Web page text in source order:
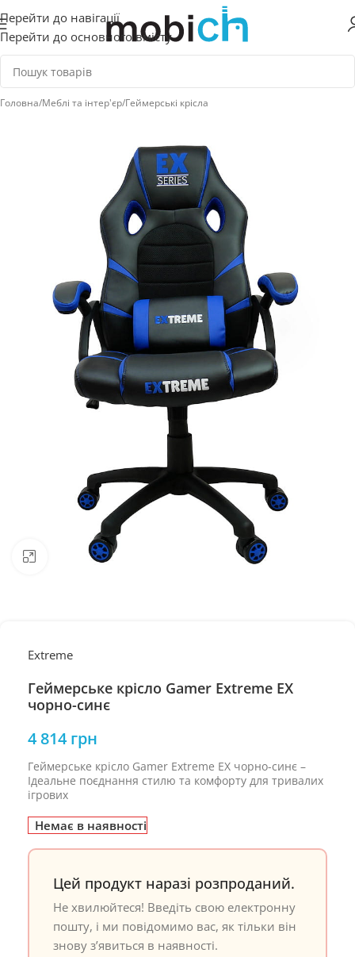
Перейти до навігації
Перейти до основного вмісту
Головна/Меблі та інтер'єр/Геймерські крісла
Натисніть, щоб збільшити
Extreme
Геймерське крісло Gamer Extreme EX
чорно-синє
4 814 грн
Геймерське крісло Gamer Extreme EX чорно-синє –
Ідеальне поєднання стилю та комфорту для тривалих
ігрових
Немає в наявності
Цей продукт наразі розпроданий.
Не хвилюйтеся! Введіть свою електронну
пошту, і ми повідомимо вас, як тільки він
знову з’явиться в наявності.